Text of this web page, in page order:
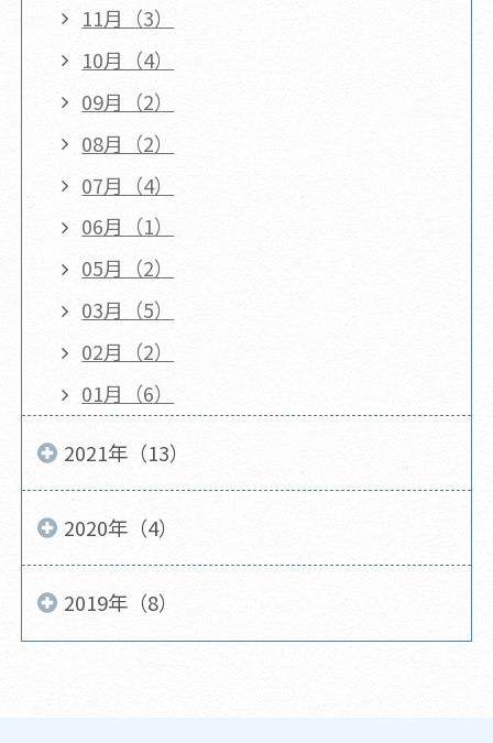
11月（3）
10月（4）
09月（2）
08月（2）
07月（4）
06月（1）
05月（2）
03月（5）
02月（2）
01月（6）
2021年（13）
2020年（4）
2019年（8）